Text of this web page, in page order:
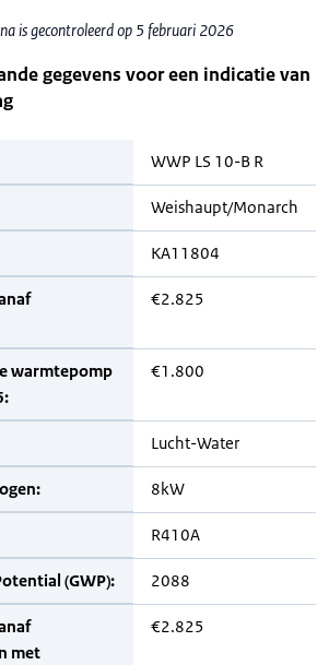
is gecontroleerd op 5 februari 2026
gegevens voor een indicatie van
WWP LS 10-B R
Weishaupt/Monarch
KA11804
€2.825
warmtepomp
€1.800
Lucht-Water
8kW
R410A
(GWP): 2088
met
€2.825